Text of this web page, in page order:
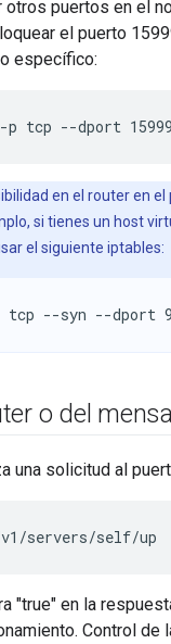
puertos en el
el puerto
específico:
tcp --dport 15999
en el router en
si tienes un host
el siguiente iptables:
--syn --dport
o del
una solicitud al
servers/self/up
en la
Control